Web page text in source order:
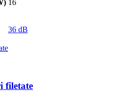
16
36 dB
filetate